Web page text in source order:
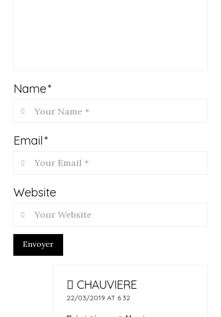
Name*
Email*
Website
Envoyer
CHAUVIERE
22/03/2019 AT 6:32